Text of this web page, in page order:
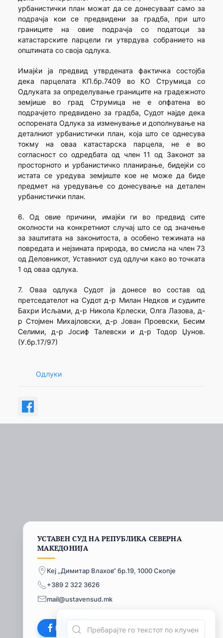
урбанистички план можат да се донесуваат само за
подрачја кои се предвидени за градба, при што
границите на овие подрачја со податоци за
катастарските парцели ги утврдува собранието на
општината со своја одлука.
Имајќи ја предвид утврдената фактичка состојба
дека парцелата КП.бр.7409 во КО Струмица со
Одлуката за определување границите на градежното
земјише во град Струмица не е опфатена во
подрачјето предвидено за градба, Судот најде дека
оспорената Одлука за изменување и дополнување на
деталниот урбанистички план, која што се однесува
токму на оваа катастарска парцела, не е во
согласност со одредбата од член 11 од Законот за
просторното и урбанистичко планирање, бидејќи со
истата се уредува земјиште кое не може да биде
предмет на уредување со донесување на детален
урбанистички план.
6. Од овие причини, имајќи ги во предвид сите
околности на конкретниот случај што се од значење
за заштитата на законитоста, а особено тежината на
повредата и нејзината природа, во смисла на член 73
од Деловникот, Уставниот суд одлучи како во точката
1 од оваа одлука.
7. Оваа одлука Судот ја донесе во состав од
претседателот на Судот д-р Милан Недков и судиите
Бахри Исљами, д-р Никола Крлески, Олга Лазова, д-
р Стојмен Михајловски, д-р Јован Проевски, Бесим
Селими, д-р Јосиф Талевски и д-р Тодор Џунов.
(У.бр.17/97)
Одлуки
УСТАВЕН СУД НА РЕПУБЛИКА СЕВЕРНА
МАКЕДОНИЈА
Кеј „Димитар Влахов“ бр.19, 1000 Скопје
+389 2 322 3626
mail@ustavensud.mk
Facebook